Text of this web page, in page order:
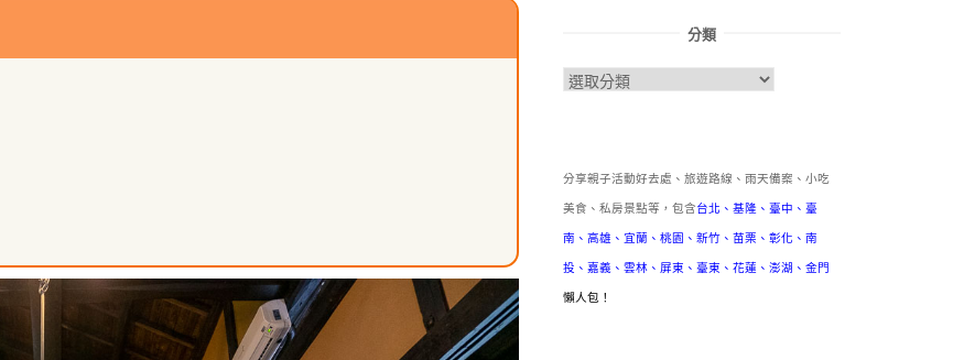
分類
分
分享親子活動好去處、旅遊路線、雨天備案、小吃
美食、私房景點等，包含台北 、 基隆 、 臺中 、 臺
南 、 高雄 、 宜蘭 、 桃園 、 新竹 、 苗栗 、 彰化 、 南
投 、 嘉義 、 雲林 、 屏東 、 臺東 、 花蓮 、 澎湖 、 金門
懶人包！